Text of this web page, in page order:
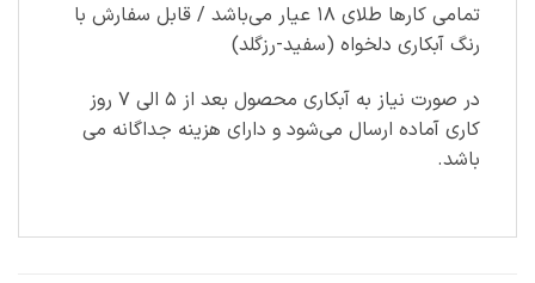
تمامی کارها طلای ۱۸ عیار می‌باشد / قابل سفارش با
رنگ آبکاری دلخواه (سفید-رزگلد)
در صورت نیاز به آبکاری محصول بعد از ۵ الی ۷ روز
کاری آماده ارسال می‌شود و دارای هزینه جداگانه می
باشد.